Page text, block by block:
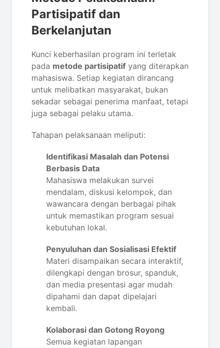
Partisipatif dan
Berkelanjutan
Kunci keberhasilan program ini terletak
pada metode partisipatif yang diterapkan
mahasiswa. Setiap kegiatan dirancang
untuk melibatkan masyarakat, bukan
sekadar sebagai penerima manfaat, tetapi
juga sebagai pelaku utama.
Tahapan pelaksanaan meliputi:
Identifikasi Masalah dan Potensi
Berbasis Data
Mahasiswa melakukan survei
mendalam, diskusi kelompok, dan
wawancara dengan berbagai pihak
untuk memastikan program sesuai
kebutuhan lokal.
Penyuluhan dan Sosialisasi Efektif
Materi disampaikan secara interaktif,
dilengkapi dengan brosur, spanduk,
dan media presentasi agar mudah
dipahami dan dapat dipelajari
kembali.
Kolaborasi dan Gotong Royong
Semua kegiatan lapangan